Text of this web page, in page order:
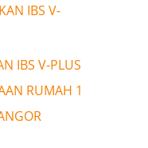
IBS V-
IBS V-PLUS
RUMAH 1